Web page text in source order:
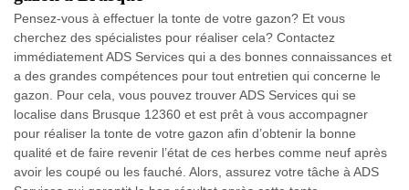
Pensez-vous à effectuer la tonte de votre gazon? Et vous
cherchez des spécialistes pour réaliser cela? Contactez
immédiatement ADS Services qui a des bonnes connaissances et
a des grandes compétences pour tout entretien qui concerne le
gazon. Pour cela, vous pouvez trouver ADS Services qui se
localise dans Brusque 12360 et est prêt à vous accompagner
pour réaliser la tonte de votre gazon afin d’obtenir la bonne
qualité et de faire revenir l’état de ces herbes comme neuf après
avoir les coupé ou les fauché. Alors, assurez votre tâche à ADS